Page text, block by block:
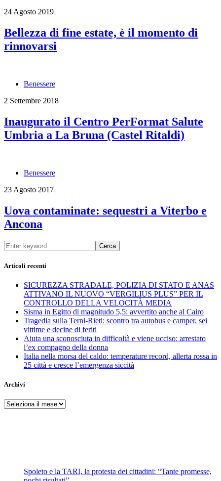
24 Agosto 2019
Bellezza di fine estate, è il momento di
rinnovarsi
Benessere
2 Settembre 2018
Inaugurato il Centro PerFormat Salute
Umbria a La Bruna (Castel Ritaldi)
Benessere
23 Agosto 2017
Uova contaminate: sequestri a Viterbo e
Ancona
Cerca
Articoli recenti
SICUREZZA STRADALE, POLIZIA DI STATO E ANAS
ATTIVANO IL NUOVO “VERGILIUS PLUS” PER IL
CONTROLLO DELLA VELOCITÀ MEDIA
Sisma in Egitto di magnitudo 5,5: avvertito anche al Cairo
Tragedia sulla Terni-Rieti: scontro tra autobus e camper, sei
vittime e decine di feriti
Aiuta una sconosciuta in difficoltà e viene ucciso: arrestato
l’ex compagno della donna
Italia nella morsa del caldo: temperature record, allerta rossa in
25 città e cresce l’emergenza siccità
Archivi
Archivi
Spoleto e la TARI, la protesta dei cittadini: “Tante promesse,